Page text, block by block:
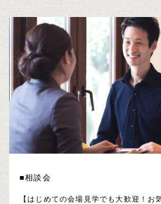
■相談会
【はじめての会場見学でも大歓迎！お